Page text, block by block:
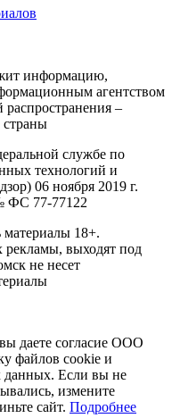
информацию,
агентством
–
страны
службе по
технологий и
06 ноября 2019 г.
ФС 77-77122
18+.
выходят под
не несет
даете согласие ООО
файлов cookie и
данных. Если вы не
измените
сайт. Подробнее